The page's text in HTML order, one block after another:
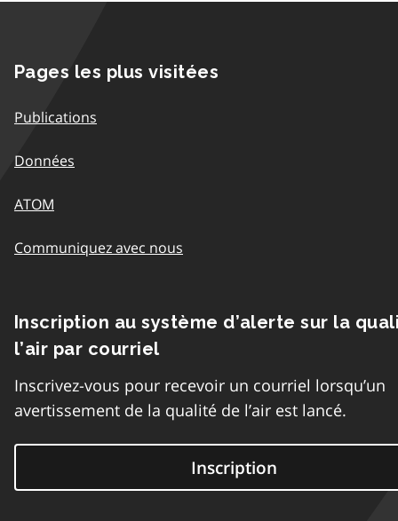
Pages les plus visitées
Publications
Données
ATOM
Communiquez avec nous
Inscription au système d’alerte sur la
l’air par courriel
Inscrivez-vous pour recevoir un courriel lorsqu’un
avertissement de la qualité de l’air est lancé.
Inscription